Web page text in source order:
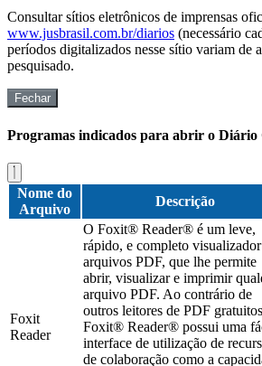
Consultar sítios eletrônicos de imprensas
www.jusbrasil.com.br/diarios (necessário
períodos digitalizados nesse sítio variam de
pesquisado.
Fechar
Programas indicados para abrir o Diário
Nome do
Arquivo
Descrição
Foxit
Reader
O Foxit® Reader® é um leve,
rápido, e completo
arquivos PDF, que lhe permite
abrir, visualizar e imprimir
arquivo PDF. Ao contrário de
outros leitores de PDF
Foxit® Reader® possui uma
interface de utilização de
de colaboração como a